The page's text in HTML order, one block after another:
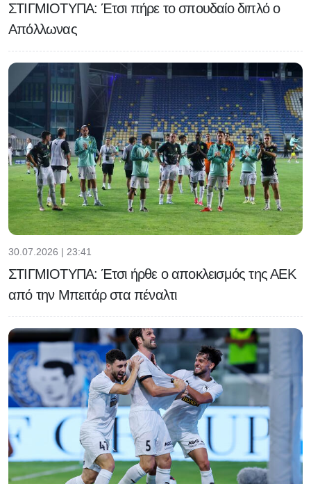
ΣΤΙΓΜΙΟΤΥΠΑ: Έτσι πήρε το σπουδαίο διπλό ο
Απόλλωνας
30.07.2026 | 23:41
ΣΤΙΓΜΙΟΤΥΠΑ: Έτσι ήρθε ο αποκλεισμός της ΑΕΚ
από την Μπειτάρ στα πέναλτι